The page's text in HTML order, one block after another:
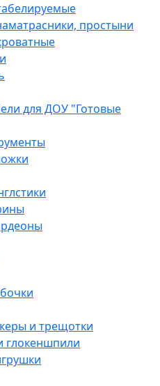
простыни
для ДОУ "Готовые
и трещотки
глокеншпили